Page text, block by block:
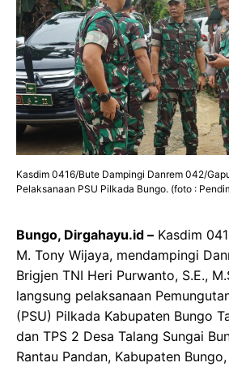
Kasdim 0416/Bute Dampingi Danrem 042/
Pelaksanaan PSU Pilkada Bungo. (foto :
Bungo, Dirgahayu.id – Kasdim
M. Tony Wijaya, mendampingi
Brigjen TNI Heri Purwanto, S.E.,
langsung pelaksanaan
(PSU) Pilkada Kabupaten Bungo
dan TPS 2 Desa Talang Sungai
Rantau Pandan, Kabupaten